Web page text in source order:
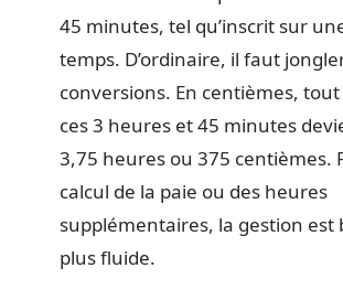
45 minutes, tel qu’inscrit sur
temps. D’ordinaire, il faut
conversions. En centièmes, tout
ces 3 heures et 45 minutes
3,75 heures ou 375 centièmes.
calcul de la paie ou des heures
supplémentaires, la gestion est
plus fluide.